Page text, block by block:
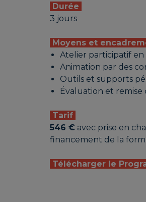
Durée
3 jours
Moyens et
Atelier participatif
Animation par des
Outils et supports
Évaluation et
Tarif
546 € avec prise en
financement de la
Télécharger le